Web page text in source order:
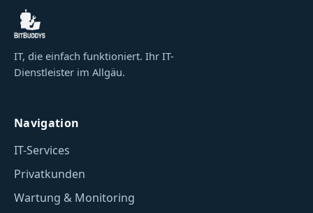
IT, die einfach funktioniert. Ihr IT-
Dienstleister im Allgäu.
Navigation
IT-Services
Privatkunden
Wartung & Monitoring